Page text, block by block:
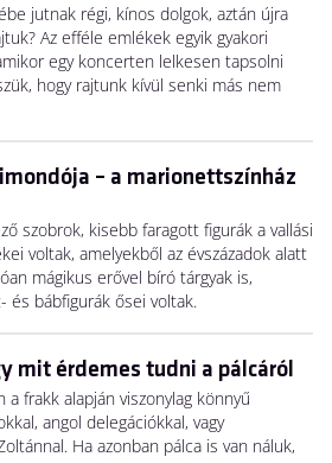
jutnak régi, kínos dolgok, aztán újra
Az efféle emlékek egyik gyakori
egy koncerten lelkesen tapsolni
hogy rajtunk kívül senki más nem
– a marionettszínház
szobrok, kisebb faragott figurák a vallási
voltak, amelyekből az évszázadok alatt
mágikus erővel bíró tárgyak is,
és bábfigurák ősei voltak.
mit érdemes tudni a pálcáról
frakk alapján viszonylag könnyű
angol delegációkkal, vagy
Ha azonban pálca is van náluk,